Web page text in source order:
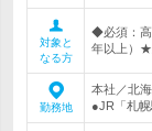
対象と
なる方
◆必須：高
年以上）★
勤務地
本社／北
●JR「札